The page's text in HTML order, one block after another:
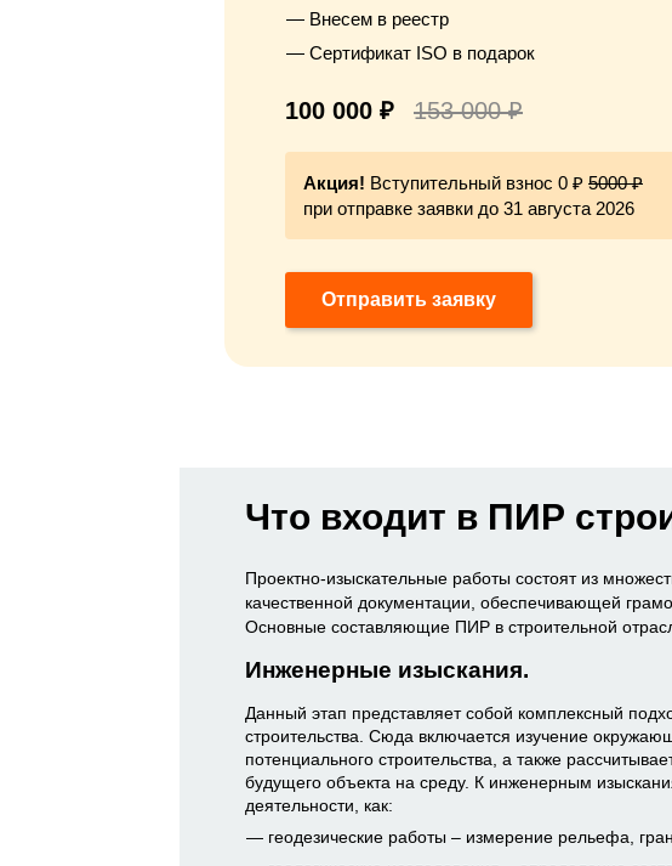
Внесем в реестр
Сертификат ISO в подарок
100 000 ₽ 153 000 ₽
Акция! Вступительный взнос 0 ₽ 5000 ₽
при отправке заявки до 31 августа 2026
Отправить заявку
Что входит в ПИР
Проектно-изыскательные работы состоят из
качественной документации, обеспечивающей
Основные составляющие ПИР в строительной
Инженерные изыскания.
Данный этап представляет собой комплексный
строительства. Сюда включается изучение
потенциального строительства, а также
будущего объекта на среду. К инженерным
деятельности, как:
геодезические работы – измерение рельефа,